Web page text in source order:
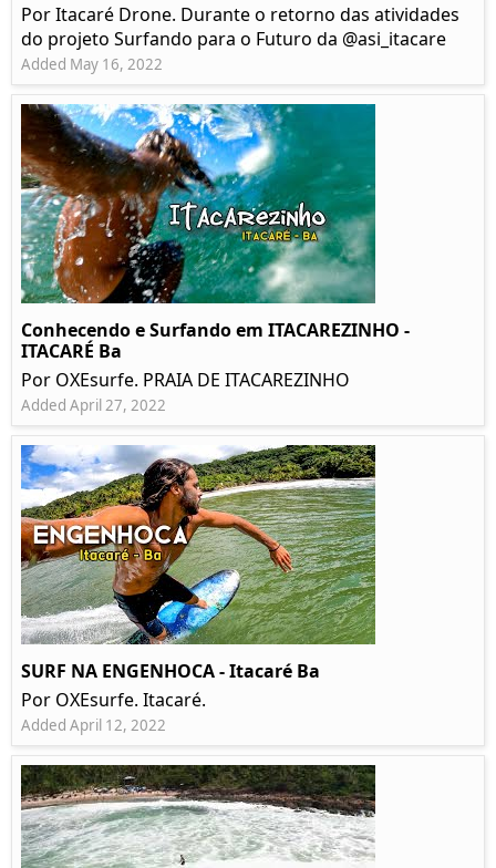
Por Itacaré Drone. Durante o retorno das atividades
do projeto Surfando para o Futuro da @asi_itacare
Added May 16, 2022
Conhecendo e Surfando em ITACAREZINHO -
ITACARÉ Ba
Por OXEsurfe. PRAIA DE ITACAREZINHO
Added April 27, 2022
SURF NA ENGENHOCA - Itacaré Ba
Por OXEsurfe. Itacaré.
Added April 12, 2022